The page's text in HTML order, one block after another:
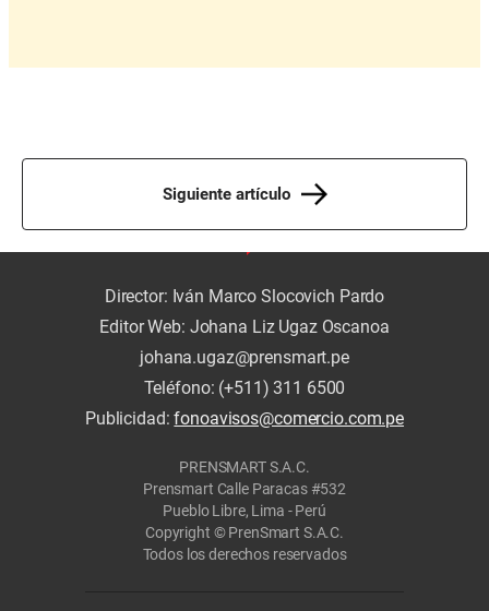
Siguiente artículo
Director: Iván Marco Slocovich Pardo
Editor Web: Johana Liz Ugaz Oscanoa
johana.ugaz@prensmart.pe
Teléfono: (+511) 311 6500
Publicidad:fonoavisos@comercio.com.pe
PRENSMART S.A.C.
Prensmart Calle Paracas #532
Pueblo Libre, Lima - Perú
Copyright © PrenSmart S.A.C.
Todos los derechos reservados